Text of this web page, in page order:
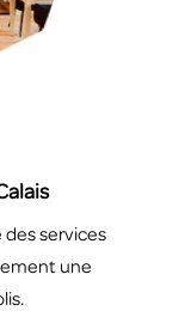
services
une